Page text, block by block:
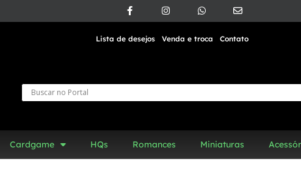
Lista de desejos Venda e troca Contato
Cardgame HQs Romances Miniaturas